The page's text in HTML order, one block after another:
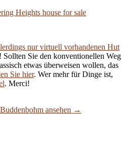
Heights house for sale
nur virtuell vorhandenen Hut
Sollten Sie den konventionellen Weg
etwas überweisen wollen, das
Sie hier. Wer mehr für Dinge ist,
. Merci!
ansehen →